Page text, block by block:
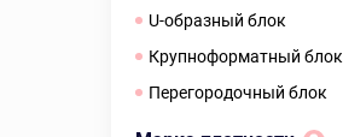
U-образный блок
Крупноформатный блок
Перегородочный блок